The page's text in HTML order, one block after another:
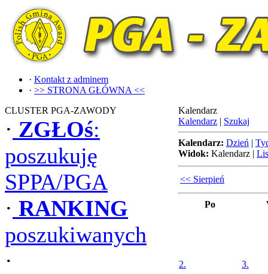
· Kontakt z adminem
· >> STRONA GŁÓWNA <<
CLUSTER PGA-ZAWODY
· ZGŁOś:
poszukuję
SPPA/PGA
· RANKING
poszukiwanych
·
Kalendarz
Kalendarz | Szukaj
Kalendarz: Dzień |
Widok: Kalendarz |
<< Sierpień
Po
2. 3.